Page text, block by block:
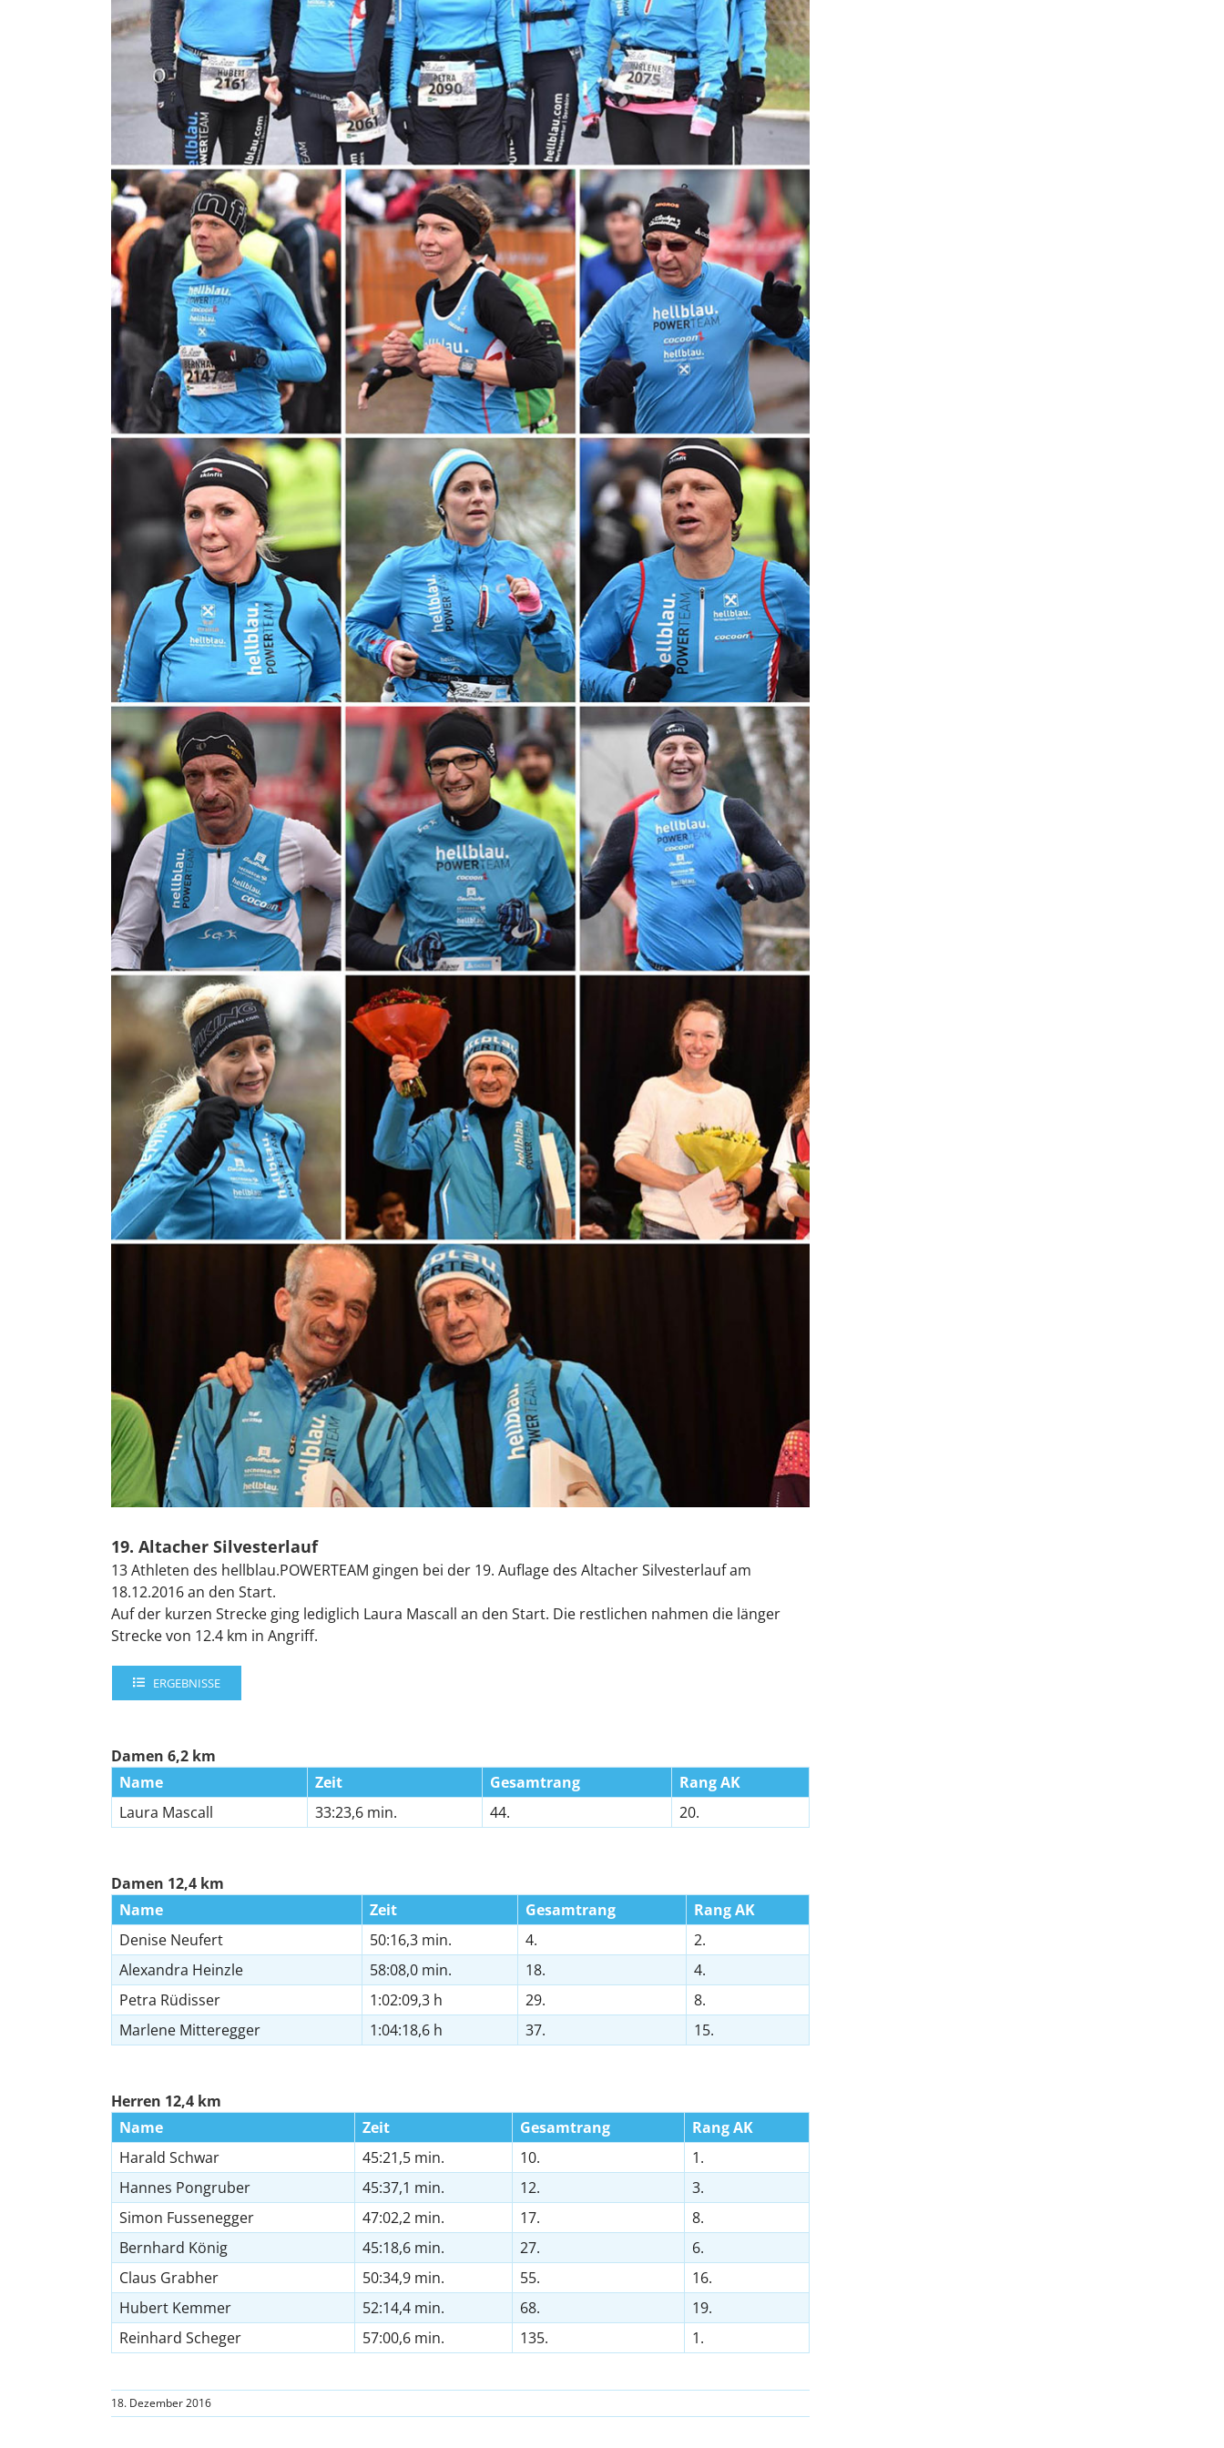
19. Altacher Silvesterlauf
13 Athleten des hellblau.POWERTEAM gingen bei der 19. Auflage des Altacher Silvesterlauf am
18.12.2016 an den Start.
Auf der kurzen Strecke ging lediglich Laura Mascall an den Start. Die restlichen nahmen die länger
Strecke von 12.4 km in Angriff.
ERGEBNISSE
Damen 6,2 km
Name
Zeit Gesamtrang
Rang AK
Laura Mascall
33:23,6 min. 44. 20.
Damen 12,4 km
Name
Zeit Gesamtrang
Rang AK
Denise Neufert
50:16,3 min. 4.
2.
Alexandra Heinzle
58:08,0 min. 18.
4.
Petra Rüdisser
1:02:09,3 h 29.
8.
Marlene Mitteregger
1:04:18,6 h 37. 15.
Herren 12,4 km
Name
Zeit Gesamtrang
Rang AK
Harald Schwar
45:21,5 min. 10.
1.
Hannes Pongruber
45:37,1 min. 12.
3.
Simon Fussenegger
47:02,2 min. 17.
8.
Bernhard König
45:18,6 min. 27.
6.
Claus Grabher
50:34,9 min. 55.
16.
Hubert Kemmer
52:14,4 min. 68.
19.
Reinhard Scheger
57:00,6 min. 135. 1.
18. Dezember 2016